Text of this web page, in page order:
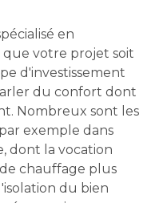
en
que votre projet soit
d'investissement
du confort dont
Nombreux sont les
exemple dans
dont la vocation
chauffage plus
du bien